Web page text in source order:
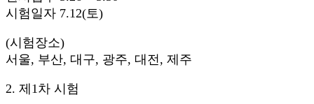
시험일자 7.12(토)
(시험장소)
서울, 부산, 대구, 광주, 대전, 제주
2. 제1차 시험